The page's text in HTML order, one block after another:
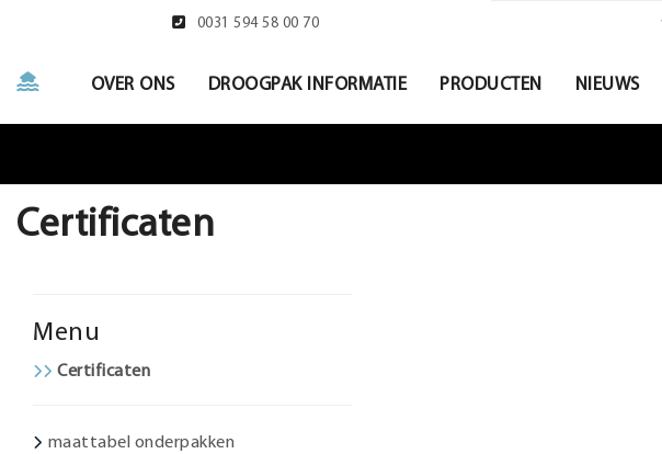
0031 594 58 00 70
OVER ONS DROOGPAK INFORMATIE PRODUCTEN NIEUWS
Certificaten
Menu
Certificaten
maattabel onderpakken